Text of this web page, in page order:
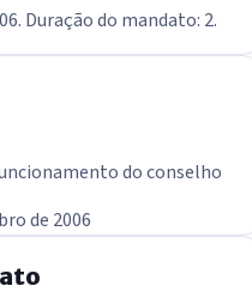
Duração do mandato: 2.
do conselho
de 2006